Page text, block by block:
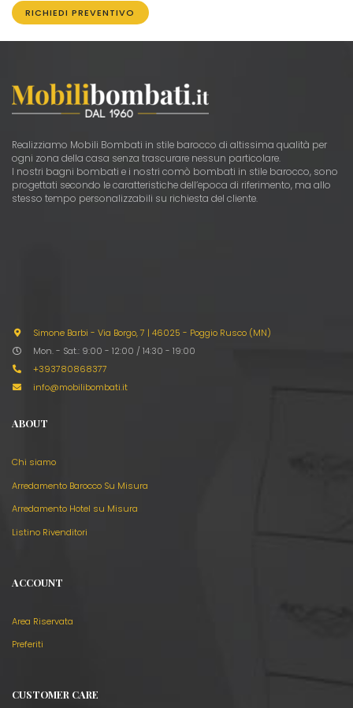
Realizziamo Mobili Bombati in stile barocco di altissima qualità per
ogni zona della casa senza trascurare nessun particolare.
I nostri bagni bombati e i nostri comò bombati in stile barocco, sono
progettati secondo le caratteristiche dell’epoca di riferimento, ma allo
stesso tempo personalizzabili su richiesta del cliente.
Simone Barbi - Via Borgo, 7 |46025 - Poggio Rusco (MN)
Mon. - Sat.: 9:00 - 12:00 / 14:30 - 19:00
+393780868377
info@mobilibombati.it
ABOUT
Chi siamo
Arredamento Barocco Su Misura
Arredamento Hotel su Misura
Listino Rivenditori
ACCOUNT
Area Riservata
Preferiti
CUSTOMER CARE